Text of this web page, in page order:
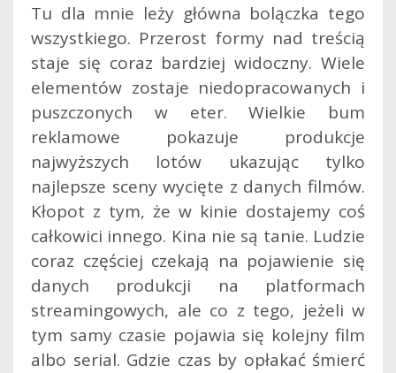
Tu dla mnie leży główna bolączka tego
wszystkiego. Przerost formy nad treścią
staje się coraz bardziej widoczny. Wiele
elementów zostaje niedopracowanych i
puszczonych w eter. Wielkie bum
reklamowe pokazuje produkcje
najwyższych lotów ukazując tylko
najlepsze sceny wycięte z danych filmów.
Kłopot z tym, że w kinie dostajemy coś
całkowici innego. Kina nie są tanie. Ludzie
coraz częściej czekają na pojawienie się
danych produkcji na platformach
streamingowych, ale co z tego, jeżeli w
tym samy czasie pojawia się kolejny film
albo serial. Gdzie czas by opłakać śmierć